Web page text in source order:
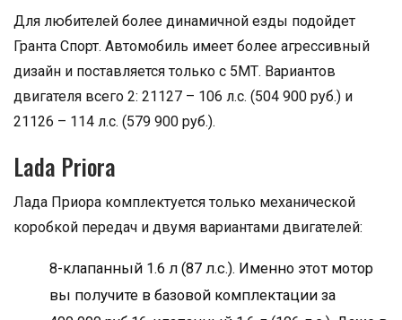
Для любителей более динамичной езды подойдет
Гранта Спорт. Автомобиль имеет более агрессивный
дизайн и поставляется только с 5МТ. Вариантов
двигателя всего 2: 21127 – 106 л.с. (504 900 руб.) и
21126 – 114 л.с. (579 900 руб.).
Lada Priora
Лада Приора комплектуется только механической
коробкой передач и двумя вариантами двигателей:
8-клапанный 1.6 л (87 л.с.). Именно этот мотор
вы получите в базовой комплектации за